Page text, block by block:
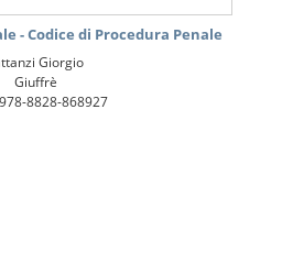
- Codice di Procedura Penale
Giorgio
Giuffrè
8828-868927